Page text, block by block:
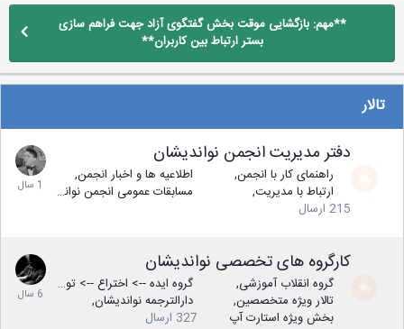
**مهم: بازگشایی موقت بخش گفتگوی آزاد جهت فراهم سازی
بستر ارتباط بین کاربران**
تالار
دفتر مدیریت انجمن نواندیشان
راهنمای کار با انجمن
اطلاعیه ها و اخبار انجمن
ارتباط با مدیریت
مسابقات عمومی انجمن نواندیشان
215ارسال
کارگروه های تخصصی نواندیشان
گروه انقلاب آموزشی
گروه ایده --> اختراع --> تولید
تالار ویژه متخصصین
دارالترجمه نواندیشان
بخش ویژه استارت آپ
327 ارسال